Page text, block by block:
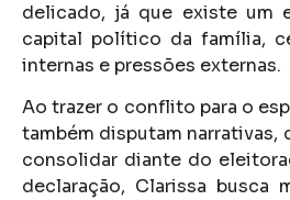
delicado, já que existe um
capital político da família,
internas e pressões externas.
Ao trazer o conflito para o
também disputam narrativas,
consolidar diante do
declaração, Clarissa busca